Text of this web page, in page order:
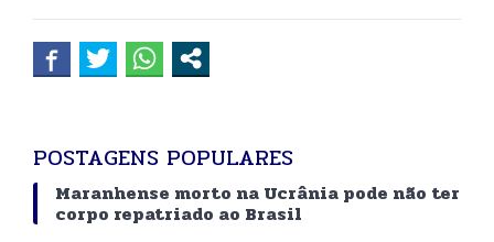
POSTAGENS POPULARES
Maranhense morto na Ucrânia pode não ter
corpo repatriado ao Brasil